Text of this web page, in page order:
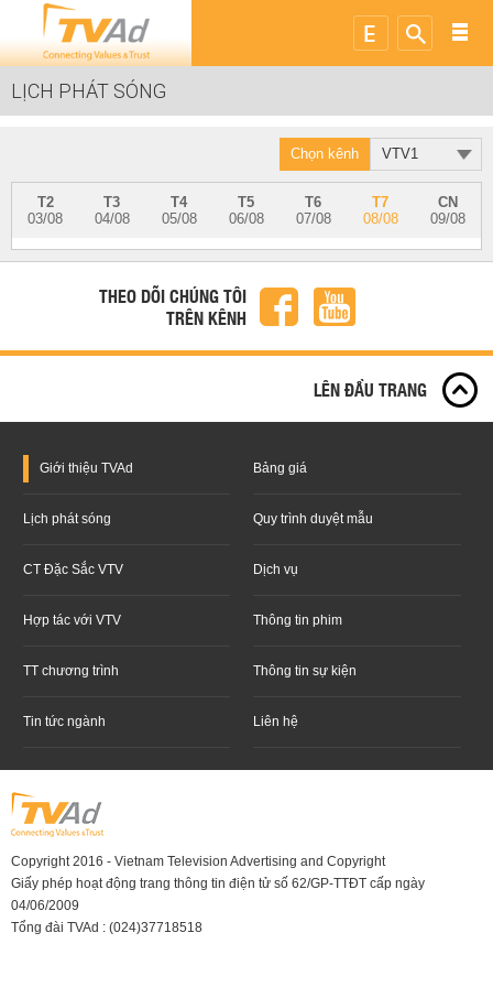
LỊCH PHÁT SÓNG
Chọn kênh VTV1
T2
03/08
T3
04/08
T4
05/08
T5
06/08
T6
07/08
T7
08/08
CN
09/08
THEO DÕI CHÚNG TÔI
TRÊN KÊNH
LÊN ĐẦU TRANG
Giới thiệu TVAd Bảng giá
Lịch phát sóng Quy trình duyệt mẫu
CT Đặc Sắc VTV Dịch vụ
Hợp tác với VTV Thông tin phim
TT chương trình Thông tin sự kiện
Tin tức ngành Liên hệ
Copyright 2016 - Vietnam Television Advertising and Copyright
Giấy phép hoạt động trang thông tin điện tử số 62/GP-TTĐT cấp ngày
04/06/2009
Tổng đài TVAd : (024)37718518